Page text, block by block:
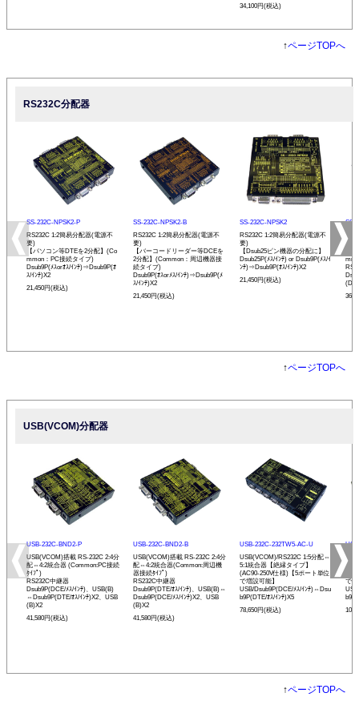
34,100円(税込)
↑ページTOPへ
RS232C分配器
SS-232C-NPSK2-P
RS232C 1:2簡易分配器(電源不
要)
【パソコン等DTEを2分配】(Co
mmon：PC接続タイプ)
Dsub9P(ﾒｽorｵｽ/ｲﾝﾁ)⇒Dsub9P(ｵ
ｽ/ｲﾝﾁ)X2
21,450円(税込)
SS-232C-NPSK2-B
RS232C 1:2簡易分配器(電源不
要)
【バーコードリーダー等DCEを
2分配】(Common：周辺機器接
続タイプ)
Dsub9P(ｵｽorﾒｽ/ｲﾝﾁ)⇒Dsub9P(ﾒ
ｽ/ｲﾝﾁ)X2
21,450円(税込)
SS-232C-NPSK2
RS232C 1:2簡易分配器(電源不
要)
【Dsub25ピン機器の分配に】
Dsub25P(ﾒｽ/ｲﾝﾁ) or Dsub9P(ﾒｽ/ｲ
ﾝﾁ)⇒Dsub9P(ｵｽ/ｲﾝﾁ)X2
21,450円(税込)
SS-
ア
↑ページTOPへ
USB(VCOM)分配器
USB-232C-BND2-P
USB(VCOM)搭載 RS-232C 2:4分
配⇔4:2統合器 (Common:PC接続
ﾀｲﾌﾟ)
RS232C中継器
Dsub9P(DCE/ﾒｽ/ｲﾝﾁ)、USB(B)
⇔Dsub9P(DTE/ｵｽ/ｲﾝﾁ)X2、USB
(B)X2
41,580円(税込)
USB-232C-BND2-B
USB(VCOM)搭載 RS-232C 2:4分
配⇔4:2統合器(Common:周辺機
器接続ﾀｲﾌﾟ)
RS232C中継器
Dsub9P(DTE/ｵｽ/ｲﾝﾁ)、USB(B)⇔
Dsub9P(DCE/ﾒｽ/ｲﾝﾁ)X2、USB
(B)X2
41,580円(税込)
USB-232C-232TW5-AC-U
USB(VCOM)/RS232C 1:5分配⇔
5:1統合器【絶縁タイプ】
(AC90-250V仕様)【5ポート単位
で増設可能】
USB/Dsub9P(DCE/ﾒｽ/ｲﾝﾁ)⇔Dsu
b9P(DTE/ｵｽ/ｲﾝﾁ)X5
78,650円(税込)
で
↑ページTOPへ